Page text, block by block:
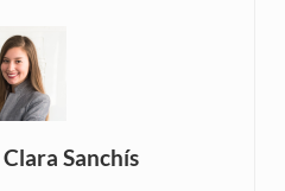
Clara Sanchís